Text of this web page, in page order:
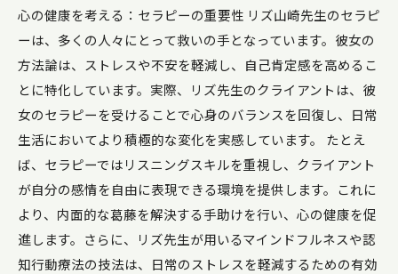
心の健康を考える：セラピーの重要性 リズ山崎先生のセラピ
ーは、多くの人々にとって救いの手となっています。彼女の
方法論は、ストレスや不安を軽減し、自己肯定感を高めるこ
とに特化しています。実際、リズ先生のクライアントは、彼
女のセラピーを受けることで心身のバランスを回復し、日常
生活においてより積極的な変化を実感しています。 たとえ
ば、セラピーではリスニングスキルを重視し、クライアント
が自分の感情を自由に表現できる環境を提供します。これに
より、内面的な葛藤を解決する手助けを行い、心の健康を促
進します。さらに、リズ先生が用いるマインドフルネスや認
知行動療法の技法は、日常のストレスを軽減するための有効